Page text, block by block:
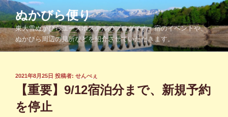
コ
ン
テ
ン
ツ
ぬかびら便り
東大雪ぬかびらユースホステルのブログです。宿のイベントや、
ぬかびら周辺の見所などを紹介させていただきます。
投
2021年8月25日 投稿者: せんべぇ
【重要】9/12宿泊分まで、新規予約
を停止